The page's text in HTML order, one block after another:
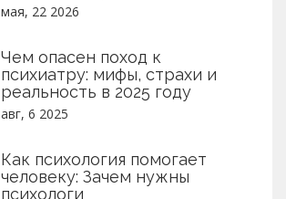
мая, 22 2026
Чем опасен поход к
психиатру: мифы, страхи и
реальность в 2025 году
авг, 6 2025
Как психология помогает
человеку: Зачем нужны
психологи